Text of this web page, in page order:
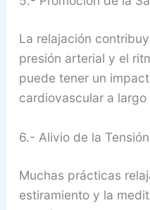
La relajación
presión arterial y el
puede tener un
cardiovascular a largo
6.- Alivio de la
Muchas prácticas
estiramiento y la